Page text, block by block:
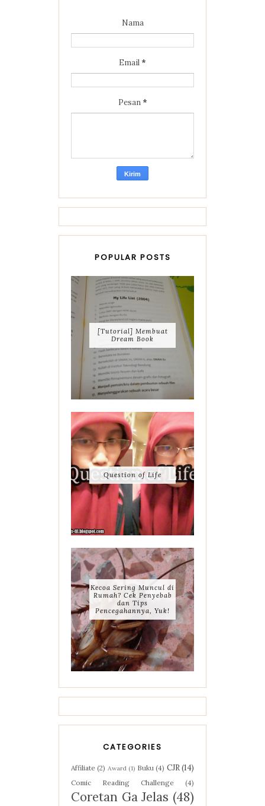
Nama
Email *
Pesan *
POPULAR POSTS
[Tutorial] Membuat
Dream Book
Question of Life
Kecoa Sering Muncul di
Rumah? Cek Penyebab
dan Tips
Pencegahannya, Yuk!
CATEGORIES
Affiliate (2) Award (1) Buku (4) CJR (14)
Comic Reading Challenge (4)
Coretan Ga Jelas (48)